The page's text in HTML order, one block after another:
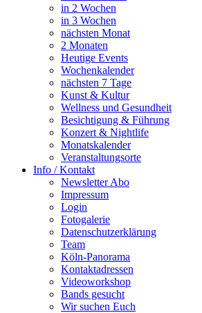
in 2 Wochen
in 3 Wochen
nächsten Monat
2 Monaten
Heutige Events
Wochenkalender
nächsten 7 Tage
Kunst & Kultur
Wellness und Gesundheit
Besichtigung & Führung
Konzert & Nightlife
Monatskalender
Veranstaltungsorte
Info / Kontakt
Newsletter Abo
Impressum
Login
Fotogalerie
Datenschutzerklärung
Team
Köln-Panorama
Kontaktadressen
Videoworkshop
Bands gesucht
Wir suchen Euch